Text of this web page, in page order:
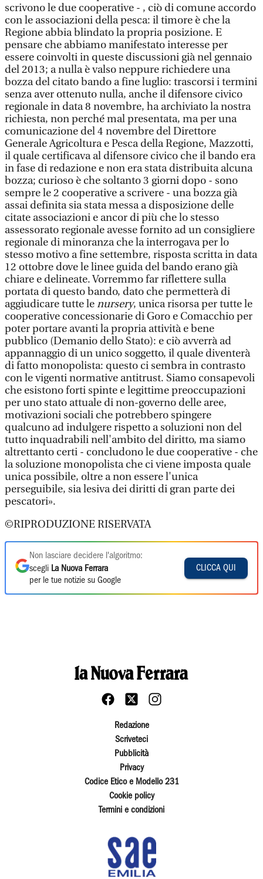
scrivono le due cooperative - , ciò di comune accordo
con le associazioni della pesca: il timore è che la
Regione abbia blindato la propria posizione. E
pensare che abbiamo manifestato interesse per
essere coinvolti in queste discussioni già nel gennaio
del 2013; a nulla è valso neppure richiedere una
bozza del citato bando a fine luglio: trascorsi i termini
senza aver ottenuto nulla, anche il difensore civico
regionale in data 8 novembre, ha archiviato la nostra
richiesta, non perché mal presentata, ma per una
comunicazione del 4 novembre del Direttore
Generale Agricoltura e Pesca della Regione, Mazzotti,
il quale certificava al difensore civico che il bando era
in fase di redazione e non era stata distribuita alcuna
bozza; curioso è che soltanto 3 giorni dopo - sono
sempre le 2 cooperative a scrivere - una bozza già
assai definita sia stata messa a disposizione delle
citate associazioni e ancor di più che lo stesso
assessorato regionale avesse fornito ad un consigliere
regionale di minoranza che la interrogava per lo
stesso motivo a fine settembre, risposta scritta in data
12 ottobre dove le linee guida del bando erano già
chiare e delineate. Vorremmo far riflettere sulla
portata di questo bando, dato che permetterà di
aggiudicare tutte lenursery, unica risorsa per tutte le
cooperative concessionarie di Goro e Comacchio per
poter portare avanti la propria attività e bene
pubblico (Demanio dello Stato): e ciò avverrà ad
appannaggio di un unico soggetto, il quale diventerà
di fatto monopolista: questo ci sembra in contrasto
con le vigenti normative antitrust. Siamo consapevoli
che esistono forti spinte e legittime preoccupazioni
per uno stato attuale di non-governo delle aree,
motivazioni sociali che potrebbero spingere
qualcuno ad indulgere rispetto a soluzioni non del
tutto inquadrabili nell'ambito del diritto, ma siamo
altrettanto certi - concludono le due cooperative - che
la soluzione monopolista che ci viene imposta quale
unica possibile, oltre a non essere l'unica
perseguibile, sia lesiva dei diritti di gran parte dei
pescatori».
©RIPRODUZIONE RISERVATA
Non lasciare decidere l'algoritmo:
scegli La Nuova Ferrara
per le tue notizie su Google
CLICCA QUI
Redazione
Scriveteci
Pubblicità
Privacy
Codice Etico e Modello 231
Cookie policy
Termini e condizioni